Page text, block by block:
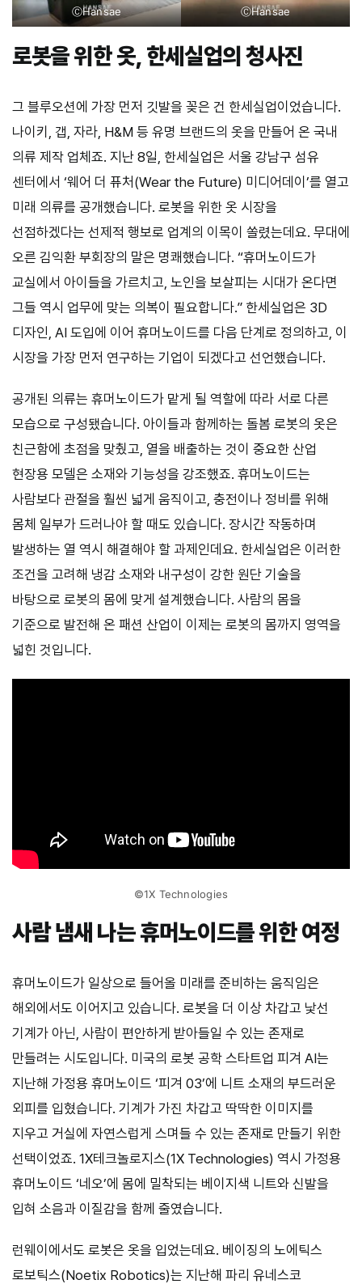
ⒸHansae ⒸHansae
로봇을 위한 옷, 한세실업의 청사진
그 블루오션에 가장 먼저 깃발을 꽂은 건 한세실업이었습니다.
나이키, 갭, 자라, H&M 등 유명 브랜드의 옷을 만들어 온 국내
의류 제작 업체죠. 지난 8일, 한세실업은 서울 강남구 섬유
센터에서 ‘웨어 더 퓨처(Wear the Future) 미디어데이’를 열고
미래 의류를 공개했습니다. 로봇을 위한 옷 시장을
선점하겠다는 선제적 행보로 업계의 이목이 쏠렸는데요. 무대에
오른 김익환 부회장의 말은 명쾌했습니다. “휴머노이드가
교실에서 아이들을 가르치고, 노인을 보살피는 시대가 온다면
그들 역시 업무에 맞는 의복이 필요합니다.” 한세실업은 3D
디자인, AI 도입에 이어 휴머노이드를 다음 단계로 정의하고, 이
시장을 가장 먼저 연구하는 기업이 되겠다고 선언했습니다.
공개된 의류는 휴머노이드가 맡게 될 역할에 따라 서로 다른
모습으로 구성됐습니다. 아이들과 함께하는 돌봄 로봇의 옷은
친근함에 초점을 맞췄고, 열을 배출하는 것이 중요한 산업
현장용 모델은 소재와 기능성을 강조했죠. 휴머노이드는
사람보다 관절을 훨씬 넓게 움직이고, 충전이나 정비를 위해
몸체 일부가 드러나야 할 때도 있습니다. 장시간 작동하며
발생하는 열 역시 해결해야 할 과제인데요. 한세실업은 이러한
조건을 고려해 냉감 소재와 내구성이 강한 원단 기술을
바탕으로 로봇의 몸에 맞게 설계했습니다. 사람의 몸을
기준으로 발전해 온 패션 산업이 이제는 로봇의 몸까지 영역을
넓힌 것입니다.
©1X Technologies
사람 냄새 나는 휴머노이드를 위한 여정
휴머노이드가 일상으로 들어올 미래를 준비하는 움직임은
해외에서도 이어지고 있습니다. 로봇을 더 이상 차갑고 낯선
기계가 아닌, 사람이 편안하게 받아들일 수 있는 존재로
만들려는 시도입니다. 미국의 로봇 공학 스타트업 피겨 AI는
지난해 가정용 휴머노이드 ‘피겨 03’에 니트 소재의 부드러운
외피를 입혔습니다. 기계가 가진 차갑고 딱딱한 이미지를
지우고 거실에 자연스럽게 스며들 수 있는 존재로 만들기 위한
선택이었죠. 1X테크놀로지스(1X Technologies) 역시 가정용
휴머노이드 ‘네오’에 몸에 밀착되는 베이지색 니트와 신발을
입혀 소음과 이질감을 함께 줄였습니다.
런웨이에서도 로봇은 옷을 입었는데요. 베이징의 노에틱스
로보틱스(Noetix Robotics)는 지난해 파리 유네스코